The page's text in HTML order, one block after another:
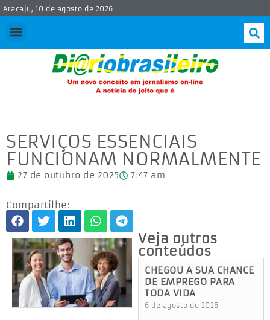
Aracaju, 10 de agosto de 2026
SERVIÇOS ESSENCIAIS
FUNCIONAM NORMALMENTE
27 de outubro de 2025 7:47 am
Compartilhe:
Veja outros
conteúdos
CHEGOU A SUA CHANCE
DE EMPREGO PARA
TODA VIDA
6 de agosto de 2026